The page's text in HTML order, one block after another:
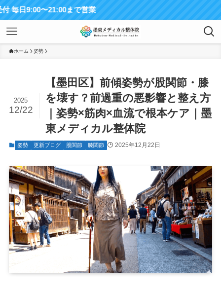
21:00まで営業
ホーム 姿勢
【墨田区】前傾姿勢が股関節・膝
を壊す？前過重の悪影響と整え方
｜姿勢×筋肉×血流で根本ケア｜墨
東メディカル整体院
2025
12/22
姿勢 更新ブログ 股関節 膝関節 2025年12月22日